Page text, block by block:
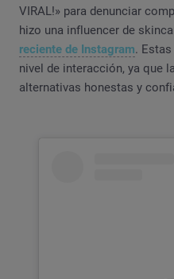
VIRAL!» para denunciar
hizo una influencer de
reciente de Instagram.
nivel de interacción, ya que
alternativas honestas y